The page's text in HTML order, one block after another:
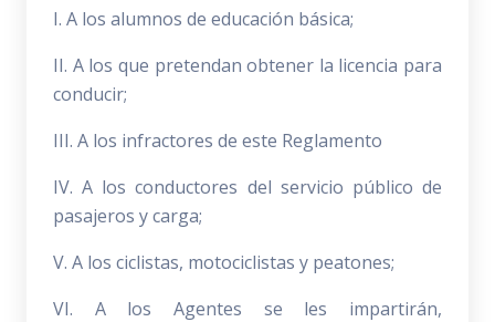
I. A los alumnos de educación básica;
II. A los que pretendan obtener la licencia para
conducir;
III. A los infractores de este Reglamento
IV. A los conductores del servicio público de
pasajeros y carga;
V. A los ciclistas, motociclistas y peatones;
VI. A los Agentes se les impartirán,